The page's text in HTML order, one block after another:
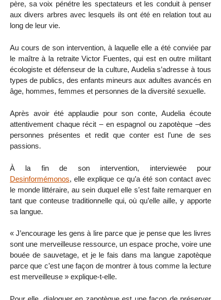
père, sa voix pénétre les spectateurs et les conduit à penser
aux divers arbres avec lesquels ils ont été en relation tout au
long de leur vie.
Au cours de son intervention, à laquelle elle a été conviée par
le maître à la retraite Victor Fuentes, qui est en outre militant
écologiste et défenseur de la culture, Audelia s’adresse à tous
types de publics, des enfants mineurs aux adultes avancés en
âge, hommes, femmes et personnes de la diversité sexuelle.
Après avoir été applaudie pour son conte, Audelia écoute
attentivement chaque récit – en espagnol ou zapotèque –des
personnes présentes et redit que conter est l’une de ses
passions.
À la fin de son intervention, interviewée pour
Desinformémonos, elle explique ce qu’a été son contact avec
le monde littéraire, au sein duquel elle s’est faite remarquer en
tant que conteuse traditionnelle qui, où qu’elle aille, y apporte
sa langue.
« J’encourage les gens à lire parce que je pense que les livres
sont une merveilleuse ressource, un espace proche, voire une
bouée de sauvetage, et je le fais dans ma langue zapotèque
parce que c’est une façon de montrer à tous comme la lecture
est merveilleuse » explique-t-elle.